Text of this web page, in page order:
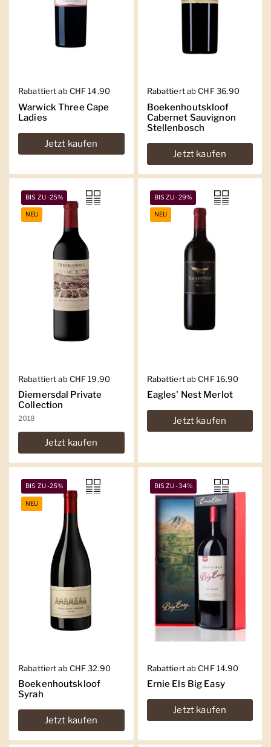
Regulärer Preis
Rabattiert ab CHF 14.90
Warwick Three Cape
Ladies
Jetzt kaufen
Regulärer Preis
Rabattiert ab CHF 36.90
Boekenhoutskloof
Cabernet Sauvignon
Stellenbosch
Jetzt kaufen
Regulärer Preis
Rabattiert ab CHF 19.90
Diemersdal Private
Collection
2018
Jetzt kaufen
BIS ZU -25%
NEU
Regulärer Preis
Rabattiert ab CHF 16.90
Eagles' Nest Merlot
Jetzt kaufen
BIS ZU -29%
NEU
Regulärer Preis
Rabattiert ab CHF 32.90
Boekenhoutskloof
Syrah
Jetzt kaufen
BIS ZU -25%
NEU
Regulärer Preis
Rabattiert ab CHF 14.90
Ernie Els Big Easy
Jetzt kaufen
BIS ZU -34%